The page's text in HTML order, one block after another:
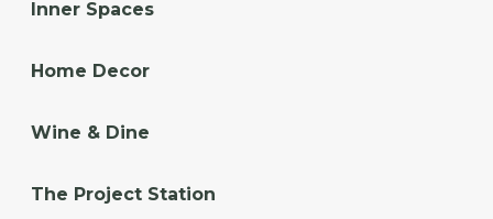
Inner Spaces
Home Decor
Wine & Dine
The Project Station